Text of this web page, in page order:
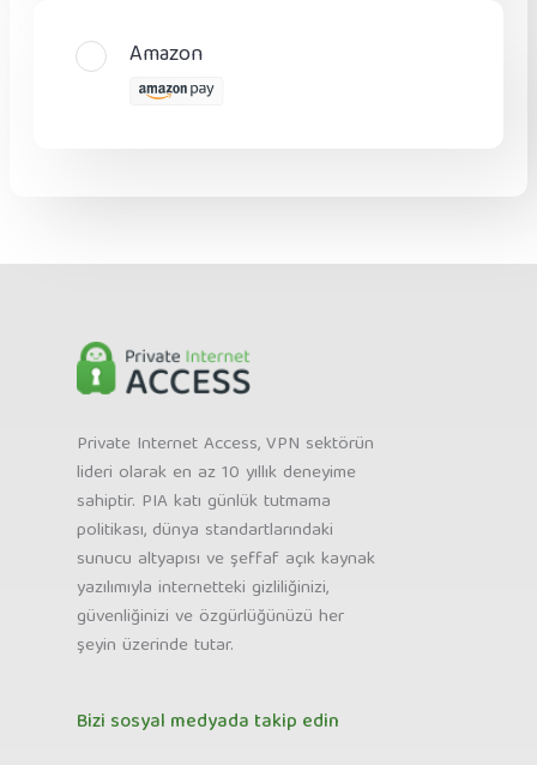
Amazon
Private Internet Access, VPN sektörün
lideri olarak en az 10 yıllık deneyime
sahiptir. PIA katı günlük tutmama
politikası, dünya standartlarındaki
sunucu altyapısı ve şeffaf açık kaynak
yazılımıyla internetteki gizliliğinizi,
güvenliğinizi ve özgürlüğünüzü her
şeyin üzerinde tutar.
Bizi sosyal medyada takip edin